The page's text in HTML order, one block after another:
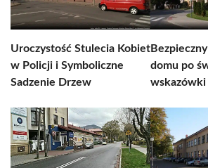
Uroczystość Stulecia Kobiet
w Policji i Symboliczne
Sadzenie Drzew
domu po